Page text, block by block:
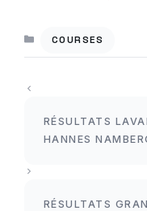
COURSES
RÉSULTATS
HANNES
RÉSULTATS